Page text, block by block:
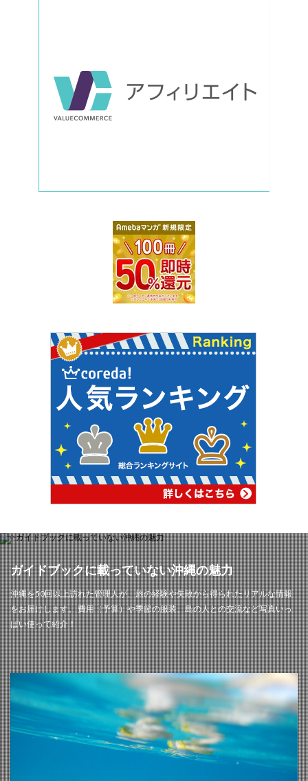
ガイドブックに載っていない沖縄の魅力
沖縄を50回以上訪れた管理人が、旅の経験や失敗から得られたリアルな情報
をお届けします。 費用（予算）や季節の服装、島の人との交流など写真いっ
ぱい使って紹介！